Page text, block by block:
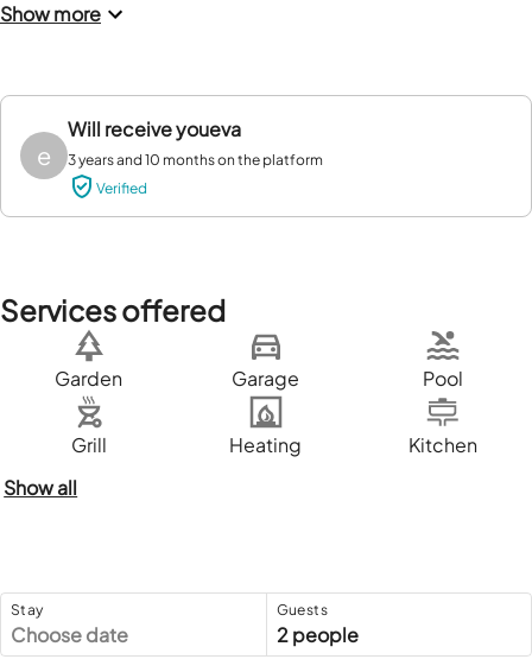
Show more
e
Will receive youeva
3 years and 10 months on the platform
Verified
Services offered
Garden Garage Pool
Grill Heating
Kitchen
Show all
Stay
Choose date
Guests
2 people